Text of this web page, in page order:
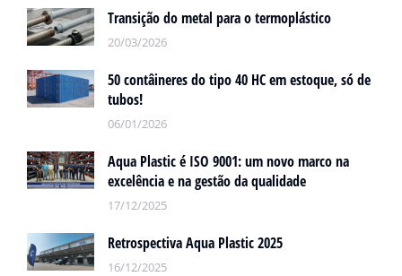
Transição do metal para o termoplástico
20/03/2026
50 contâineres do tipo 40 HC em estoque, só de
tubos!
06/01/2026
Aqua Plastic é ISO 9001: um novo marco na
excelência e na gestão da qualidade
17/12/2025
Retrospectiva Aqua Plastic 2025
16/12/2025